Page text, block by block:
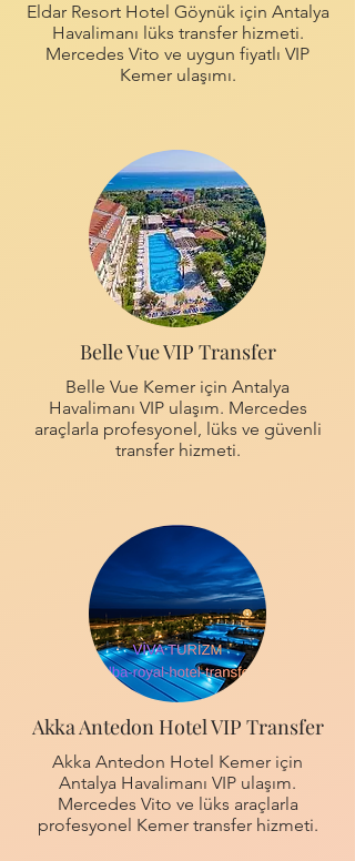
Eldar Resort Hotel Göynük için Antalya
Havalimanı lüks transfer hizmeti.
Mercedes Vito ve uygun fiyatlı VIP
Kemer ulaşımı.
Belle Vue VIP Transfer
Belle Vue Kemer için Antalya
Havalimanı VIP ulaşım. Mercedes
araçlarla profesyonel, lüks ve güvenli
transfer hizmeti.
Akka Antedon Hotel VIP Transfer
Akka Antedon Hotel Kemer için
Antalya Havalimanı VIP ulaşım.
Mercedes Vito ve lüks araçlarla
profesyonel Kemer transfer hizmeti.